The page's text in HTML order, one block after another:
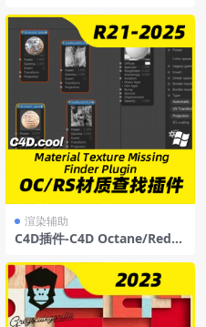
渲染辅助
C4D插件-C4D Octane/Redsh